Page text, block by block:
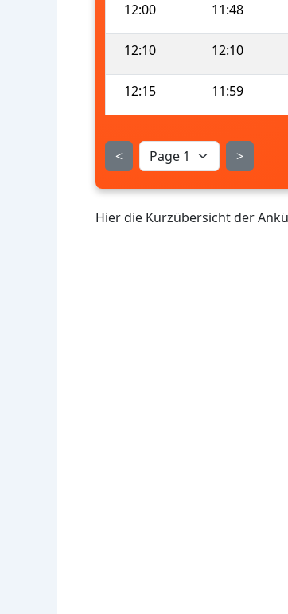
12:00 11:48
12:10 12:10
12:15 11:59
< >
Hier die Kurzübersicht der